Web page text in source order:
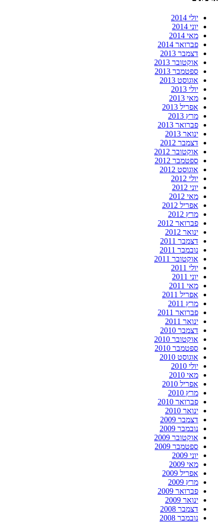
יולי 2014
יוני 2014
מאי 2014
פברואר 2014
דצמבר 2013
אוקטובר 2013
ספטמבר 2013
אוגוסט 2013
יולי 2013
מאי 2013
אפריל 2013
מרץ 2013
פברואר 2013
ינואר 2013
דצמבר 2012
אוקטובר 2012
ספטמבר 2012
אוגוסט 2012
יולי 2012
יוני 2012
מאי 2012
אפריל 2012
מרץ 2012
פברואר 2012
ינואר 2012
דצמבר 2011
נובמבר 2011
אוקטובר 2011
יולי 2011
יוני 2011
מאי 2011
אפריל 2011
מרץ 2011
פברואר 2011
ינואר 2011
דצמבר 2010
אוקטובר 2010
ספטמבר 2010
אוגוסט 2010
יולי 2010
מאי 2010
אפריל 2010
מרץ 2010
פברואר 2010
ינואר 2010
דצמבר 2009
נובמבר 2009
אוקטובר 2009
ספטמבר 2009
יוני 2009
מאי 2009
אפריל 2009
מרץ 2009
פברואר 2009
ינואר 2009
דצמבר 2008
נובמבר 2008